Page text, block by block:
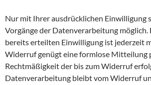
Nur mit Ihrer ausdrücklichen Einwilligung
Vorgänge der Datenverarbeitung
bereits erteilten Einwilligung ist jederzeit
Widerruf genügt eine formlose Mitteilung
Rechtmäßigkeit der bis zum Widerruf
Datenverarbeitung bleibt vom Widerruf